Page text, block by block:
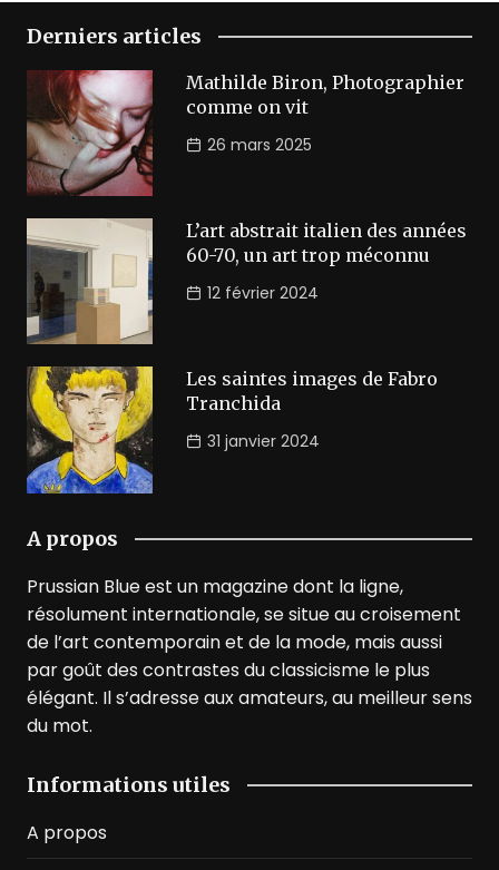
Derniers articles
Mathilde Biron, Photographier
comme on vit
26 mars 2025
L’art abstrait italien des années
60-70, un art trop méconnu
12 février 2024
Les saintes images de Fabro
Tranchida
31 janvier 2024
A propos
Prussian Blue est un magazine dont la ligne,
résolument internationale, se situe au croisement
de l’art contemporain et de la mode, mais aussi
par goût des contrastes du classicisme le plus
élégant. Il s’adresse aux amateurs, au meilleur sens
du mot.
Informations utiles
A propos